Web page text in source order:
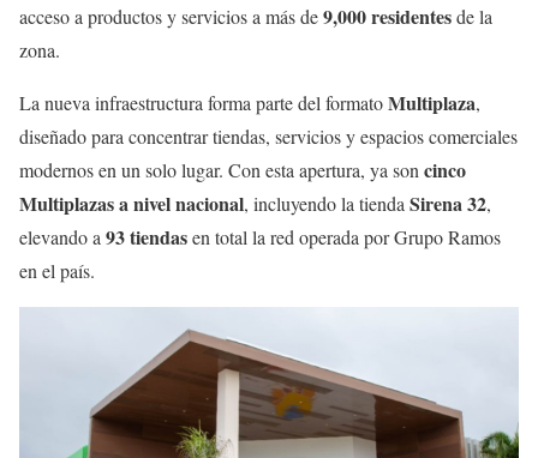
acceso a productos y servicios a más de9,000 residentesde la
zona.
La nueva infraestructura forma parte del formatoMultiplaza,
diseñado para concentrar tiendas, servicios y espacios comerciales
modernos en un solo lugar. Con esta apertura, ya soncinco
Multiplazas a nivel nacional, incluyendo la tiendaSirena 32,
elevando a93 tiendasen total la red operada por Grupo Ramos
en el país.